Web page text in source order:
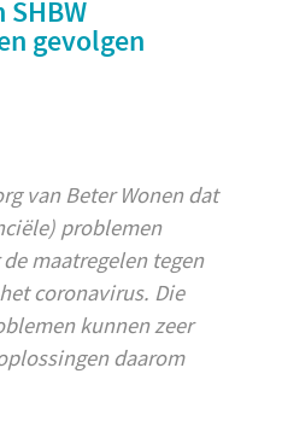
SHBW
gevolgen
van Beter Wonen dat
problemen
maatregelen tegen
coronavirus. Die
kunnen zeer
daarom